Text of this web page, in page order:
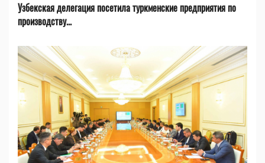
Узбекская делегация посетила туркменские предприятия по
производству...